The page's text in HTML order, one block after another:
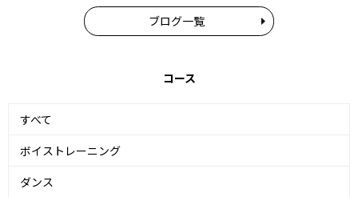
ブログ一覧
コース
すべて
ボイストレーニング
ダンス